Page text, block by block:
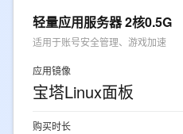
轻量应用服务器 2核0.5G
适用于账号安全管理、游戏加速
应用镜像
宝塔Linux面板
购买时长